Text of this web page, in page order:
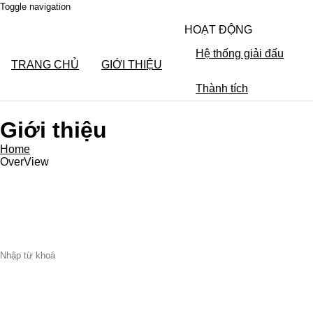
Toggle navigation
TRANG CHỦ GIỚI THIỆU
HOẠT ĐỘNG
Hệ thống giải đấu
Thành tích
Giới thiệu
Home
OverView